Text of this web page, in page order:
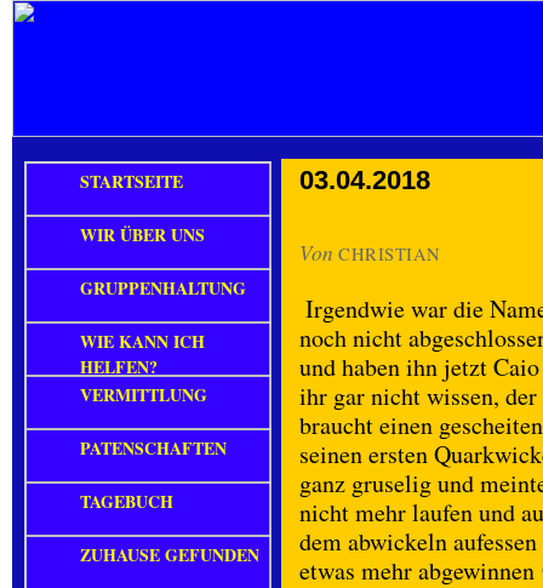
03.04.2018
Von CHRISTIAN
Irgendwie war die
noch nicht
und haben ihn jetzt
ihr gar nicht wissen,
braucht einen
seinen ersten
ganz gruselig und
nicht mehr laufen und
dem abwickeln
etwas mehr
STARTSEITE
WIR ÜBER UNS
GRUPPENHALTUNG
WIE KANN ICH
HELFEN?
VERMITTLUNG
PATENSCHAFTEN
TAGEBUCH
ZUHAUSE GEFUNDEN